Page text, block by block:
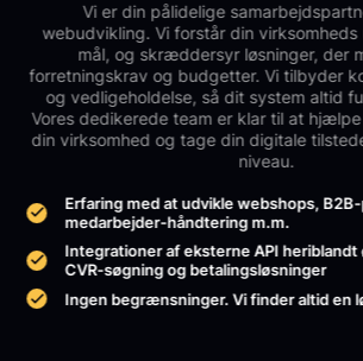
Vi er din pålidelige
webudvikling. Vi forstår din
mål, og skræddersyr løsninger, der
forretningskrav og budgetter. Vi tilbyder
og vedligeholdelse, så dit system altid
Vores dedikerede team er klar til at
din virksomhed og tage din digitale
niveau.
Erfaring med at udvikle webshops,
medarbejder-håndtering m.m.
Integrationer af eksterne API
CVR-søgning og betalingsløsninger
Ingen begrænsninger. Vi finder altid en